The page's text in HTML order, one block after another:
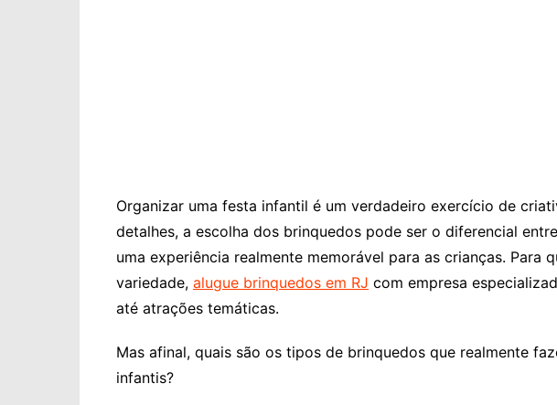
Organizar uma festa infantil é um verdadeiro exercício de
detalhes, a escolha dos brinquedos pode ser o diferencial
uma experiência realmente memorável para as crianças. Para
variedade, alugue brinquedos em RJ com empresa
até atrações temáticas.
Mas afinal, quais são os tipos de brinquedos que realmente
infantis?